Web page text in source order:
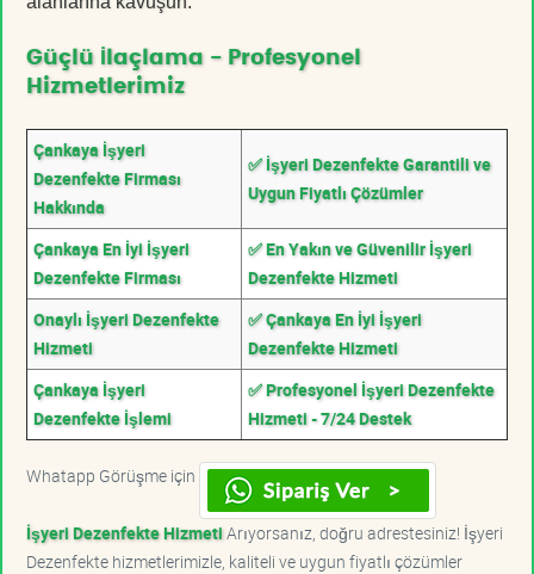
Güçlü İlaçlama - Profesyonel
Hizmetlerimiz
Çankaya İşyeri
Dezenfekte Firması
Hakkında
✅ İşyeri Dezenfekte Garantili ve
Uygun Fiyatlı Çözümler
Çankaya En İyi İşyeri
Dezenfekte Firması
✅ En Yakın ve Güvenilir İşyeri
Dezenfekte Hizmeti
Onaylı İşyeri Dezenfekte
Hizmeti
✅ Çankaya En İyi İşyeri
Dezenfekte Hizmeti
Çankaya İşyeri
Dezenfekte İşlemi
✅ Profesyonel İşyeri Dezenfekte
Hizmeti - 7/24 Destek
Whatapp Görüşme için
İşyeri Dezenfekte HizmetiArıyorsanız, doğru adrestesiniz! İşyeri
Dezenfekte hizmetlerimizle, kaliteli ve uygun fiyatlı çözümler